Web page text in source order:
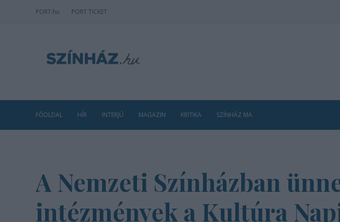
PORT.hu PORT TICKET
FŐOLDAL HÍR INTERJÚ MAGAZIN KRITIKA SZÍNHÁZ MA
A Nemzeti Színházban
intézmények a Kultúra